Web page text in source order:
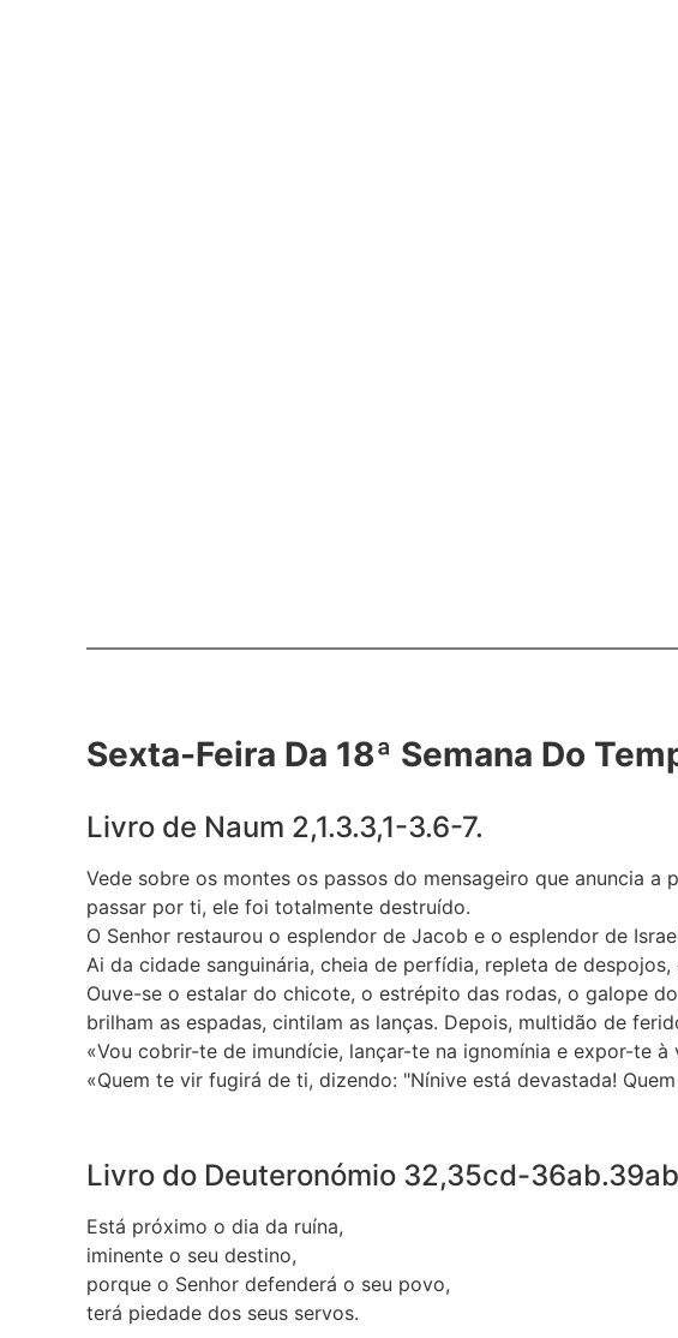
Sexta-Feira Da 18ª Semana Do
Livro de Naum 2,1.3.3,1-3.6-7.
Vede sobre os montes os passos do mensageiro que anuncia
passar por ti, ele foi totalmente destruído.
O Senhor restaurou o esplendor de Jacob e o esplendor de
Ai da cidade sanguinária, cheia de perfídia, repleta de despojos,
Ouve-se o estalar do chicote, o estrépito das rodas, o galope
brilham as espadas, cintilam as lanças. Depois, multidão de
«Vou cobrir-te de imundície, lançar-te na ignomínia e expor-te à
«Quem te vir fugirá de ti, dizendo: "Nínive está devastada!
Livro do Deuteronómio 32,35cd-
Está próximo o dia da ruína,
iminente o seu destino,
porque o Senhor defenderá o seu povo,
terá piedade dos seus servos.